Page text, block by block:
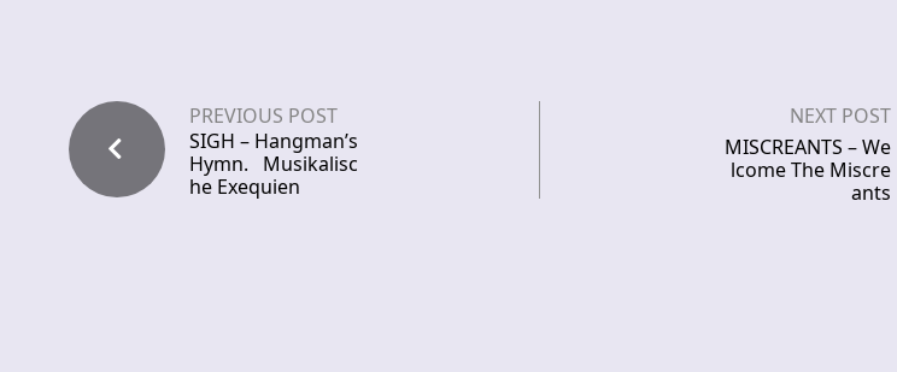
PREVIOUS POST
SIGH – Hangman’s
Hymn. Musikalisc
he Exequien
NEXT POST
MISCREANTS – We
lcome The Miscre
ants